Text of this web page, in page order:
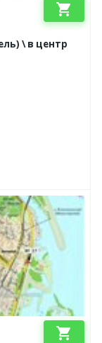
shopping_cart
\ в центр
shopping_cart